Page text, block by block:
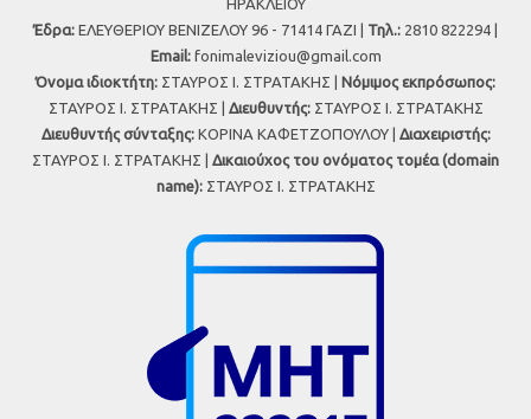
ΗΡΑΚΛΕΙΟΥ
Έδρα: ΕΛΕΥΘΕΡΙΟΥ ΒΕΝΙΖΕΛΟΥ 96 - 71414 ΓΑΖΙ | Τηλ.: 2810 822294 |
Εmail: fonimaleviziou@gmail.com
Όνομα ιδιοκτήτη: ΣΤΑΥΡΟΣ Ι. ΣΤΡΑΤΑΚΗΣ | Νόμιμος εκπρόσωπος:
ΣΤΑΥΡΟΣ Ι. ΣΤΡΑΤΑΚΗΣ | Διευθυντής:ΣΤΑΥΡΟΣ Ι. ΣΤΡΑΤΑΚΗΣ
Διευθυντής σύνταξης:ΚΟΡΙΝΑ ΚΑΦΕΤΖΟΠΟΥΛΟΥ | Διαχειριστής:
ΣΤΑΥΡΟΣ Ι. ΣΤΡΑΤΑΚΗΣ | Δικαιούχος του ονόματος τομέα (domain
name):ΣΤΑΥΡΟΣ Ι. ΣΤΡΑΤΑΚΗΣ